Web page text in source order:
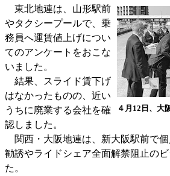
４月12日、大
東北地連は、山形駅前
やタクシープールで、乗
務員へ運賃値上げについ
てのアンケートをおこな
いました。
結果、スライド賃下げ
はなかったものの、近い
うちに廃業する会社を確
認しました。
関西・大阪地連は、新大阪駅前で
勧誘やライドシェア全面解禁阻止の
た。